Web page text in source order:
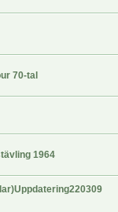
70-tal
1964